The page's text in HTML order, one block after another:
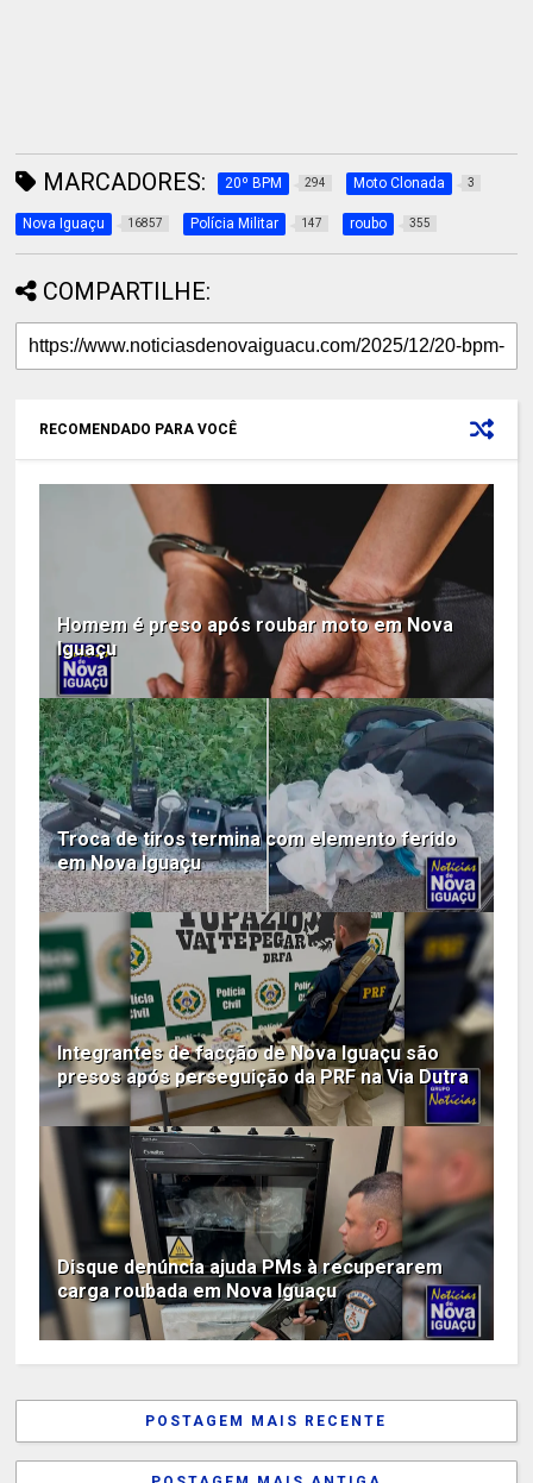
MARCADORES: 20º BPM 294 Moto Clonada 3
Nova Iguaçu 16857 Polícia Militar 147 roubo 355
COMPARTILHE:
RECOMENDADO PARA VOCÊ
Homem é preso após roubar moto em Nova
Iguaçu
Troca de tiros termina com elemento ferido
em Nova Iguaçu
Integrantes de facção de Nova Iguaçu são
presos após perseguição da PRF na Via Dutra
Disque denúncia ajuda PMs à recuperarem
carga roubada em Nova Iguaçu
POSTAGEM MAIS RECENTE